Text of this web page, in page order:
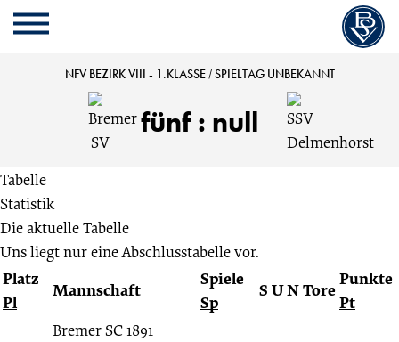
Cookie
Einstellungen
Zum
Inhalt
Cookie
Einstellungen
Kopfbereich
MENU
Bremer
vs.
SSV
Delmenhorst
5:0
NFV BEZIRK VIII - 1.KLASSE /SPIELTAG UNBEKANNT
fünf : null
Tabelle
Statistik
Die aktuelle Tabelle
Uns liegt nur eine Abschlusstabelle vor.
Platz
Pl
Mannschaft
Spiele
Sp
S UNTore
Punkte
Pt
Bremer SC 1891